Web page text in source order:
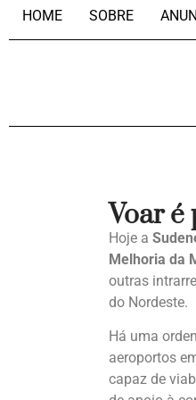
HOME SOBRE
Voar é
Hoje a
Melhoria da
outras
do Nordeste.
Há uma
aeroportos
capaz de